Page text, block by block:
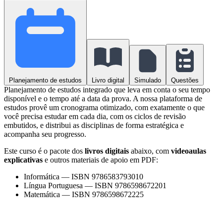
Planejamento de estudos Livro digital Simulado Questões
Planejamento de estudos integrado que leva em conta o seu tempo
disponível e o tempo até a data da prova. A nossa plataforma de
estudos provê um cronograma otimizado, com exatamente o que
você precisa estudar em cada dia, com os ciclos de revisão
embutidos, e distribui as disciplinas de forma estratégica e
acompanha seu progresso.
Este curso é o pacote dos livros digitais abaixo, com videoaulas
explicativas e outros materiais de apoio em PDF:
Informática — ISBN 9786583793010
Língua Portuguesa — ISBN 9786598672201
Matemática — ISBN 9786598672225